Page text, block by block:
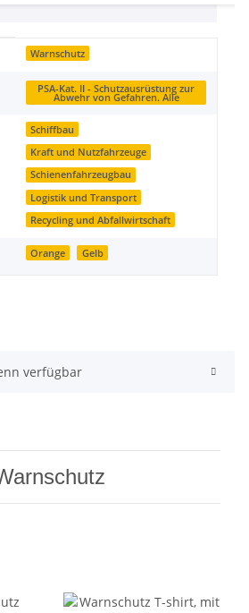
Warnschutz
PSA-Kat. II - Schutzausrüstung zur
Abwehr von Gefahren. Alle
Schiffbau
Kraft und Nutzfahrzeuge
Schienenfahrzeugbau
Logistik und Transport
Recycling und Abfallwirtschaft
Orange Gelb
verfügbar